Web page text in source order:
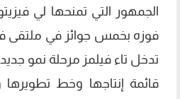
الجمهور التي تمنحها لي
فوزه بخمس جوائز في ملتقى
تدخل تاء فيلمز مرحلة نمو
قائمة إنتاجها وخط تطويرها